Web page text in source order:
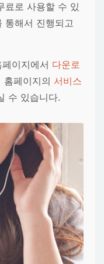
료로 사용할 수 있
통해서 진행되고
이지에서 다운로
홈페이지의 서비스
수 있습니다.